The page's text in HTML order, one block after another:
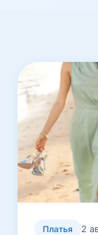
Платья 2